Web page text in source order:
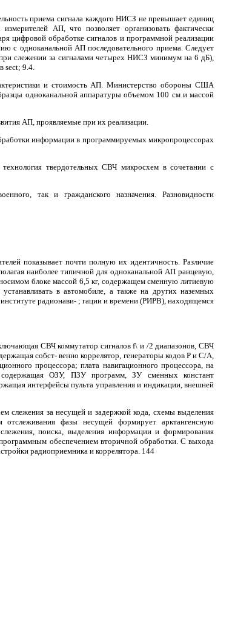
приема сигнала каждого НИСЗ не превышает единиц
АП, что позволяет организовать фактически
цифровой обработке сигналов и программной реализации
с одноканальной АП последовательного приема. Следует
слежении за сигналами четырех НИСЗ минимум на 6 дБ),
sect; 9.4.
и стоимость АП. Министерство обороны США
одноканальной аппаратуры объемом 100 см и массой
АП, проявляемые при их реализации.
информации в программируемых микропроцессорах
твердотельных СВЧ микросхем в сочетании с
так и гражданского назначения. Разновидности
показывает почти полную их идентичность. Различие
наиболее типичной для одноканальной АП ранцевую,
блоке массой 6,5 кг, содержащем сменную литиевую
в автомобиле, а также на других наземных
радионави- ; гации и времени (РИРВ), находящемся
СВЧ коммутатор сигналов f\ и /2 диапазонов, СВЧ
собст- венно коррелятор, генераторы кодов Р и С/А,
процессора; плата навигационного процессора, на
ОЗУ, ПЗУ программ, ЗУ сменных констант
интерфейсы пульта управления и индикации, внешней
слежения за несущей и задержкой кода, схемы выделения
фазы несущей формирует арктангенсную
поиска, выделения информации и формирования
обеспечением вторичной обработки. С выхода
радиоприемника и коррелятора. 144